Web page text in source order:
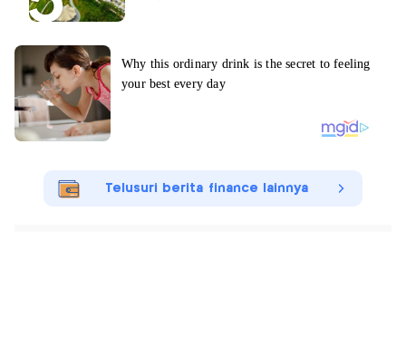
Telusuri berita finance lainnya